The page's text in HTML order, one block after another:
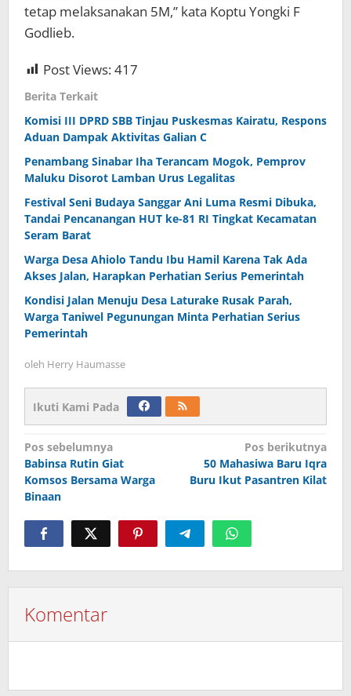
tetap melaksanakan 5M,” kata Koptu Yongki F
Godlieb.
Post Views:417
Berita Terkait
Komisi III DPRD SBB Tinjau Puskesmas Kairatu, Respons
Aduan Dampak Aktivitas Galian C
Penambang Sinabar Iha Terancam Mogok, Pemprov
Maluku Disorot Lamban Urus Legalitas
Festival Seni Budaya Sanggar Ani Luma Resmi Dibuka,
Tandai Pencanangan HUT ke-81 RI Tingkat Kecamatan
Seram Barat
Warga Desa Ahiolo Tandu Ibu Hamil Karena Tak Ada
Akses Jalan, Harapkan Perhatian Serius Pemerintah
Kondisi Jalan Menuju Desa Laturake Rusak Parah,
Warga Taniwel Pegunungan Minta Perhatian Serius
Pemerintah
oleh Herry Haumasse
Ikuti Kami Pada
Navigasi
pos
Pos sebelumnya
Babinsa Rutin Giat
Komsos Bersama Warga
Binaan
Pos berikutnya
50 Mahasiwa Baru Iqra
Buru Ikut Pasantren Kilat
Komentar